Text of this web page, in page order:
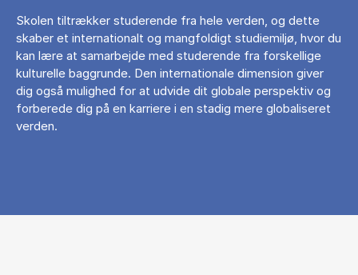
Skolen tiltrækker studerende fra hele verden, og dette
skaber et internationalt og mangfoldigt studiemiljø, hvor du
kan lære at samarbejde med studerende fra forskellige
kulturelle baggrunde. Den internationale dimension giver
dig også mulighed for at udvide dit globale perspektiv og
forberede dig på en karriere i en stadig mere globaliseret
verden.